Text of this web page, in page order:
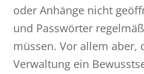
oder Anhänge nicht
und Passwörter
müssen. Vor allem aber,
Verwaltung ein